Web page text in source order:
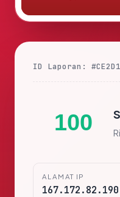
ID Laporan:
100
ALAMAT IP
167.172.82.190